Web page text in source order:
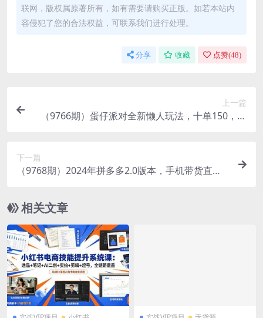
联网，版权属原著所有，如有需要请购买正版。如若本站内
容侵犯了您的合法权益，可联系我们进行处理。
分享 收藏 点赞(48)
上一篇
（9766期）蛋仔派对全新懒人玩法，十单150，单
下一篇
（9768期）2024年拼多多2.0版本，手机带货直播
相关文章